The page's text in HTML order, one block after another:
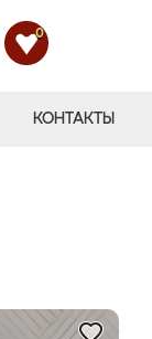
0
КОНТАКТЫ